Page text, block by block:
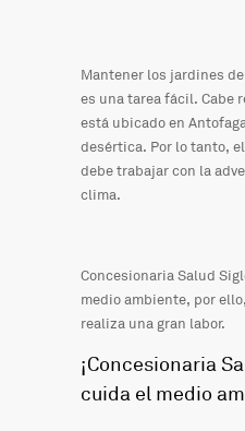
Mantener los jardines
es una tarea fácil. Cabe
está ubicado en
desértica. Por lo tanto,
debe trabajar con la
clima.
Concesionaria Salud
medio ambiente, por
realiza una gran labor.
¡Concesionaria
cuida el medio